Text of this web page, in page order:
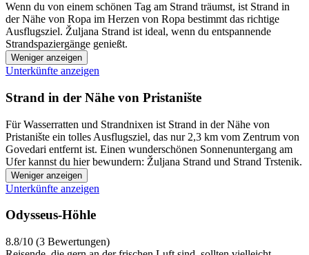
Wenn du von einem schönen Tag am Strand träumst, ist Strand in
der Nähe von Ropa im Herzen von Ropa bestimmt das richtige
Ausflugsziel. Žuljana Strand ist ideal, wenn du entspannende
Strandspaziergänge genießt.
Weniger anzeigen
Unterkünfte anzeigen
Strand in der Nähe von Pristanište
Für Wasserratten und Strandnixen ist Strand in der Nähe von
Pristanište ein tolles Ausflugsziel, das nur 2,3 km vom Zentrum von
Govedari entfernt ist. Einen wunderschönen Sonnenuntergang am
Ufer kannst du hier bewundern: Žuljana Strand und Strand Trstenik.
Weniger anzeigen
Unterkünfte anzeigen
Odysseus-Höhle
8.8/10 (3 Bewertungen)